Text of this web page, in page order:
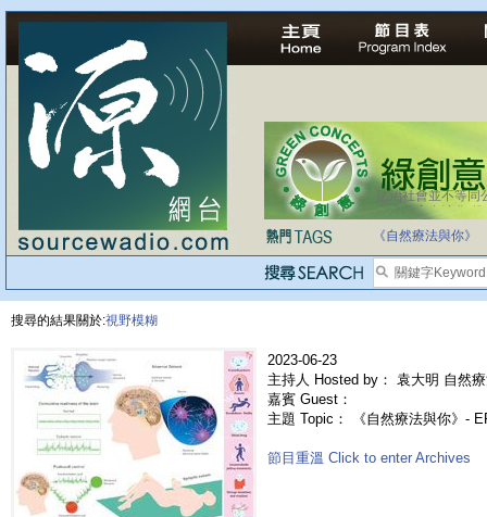
法治社會並不等同
自家教育合法化-
《自然療法與你》
搜尋的結果關於:視野模糊
2023-06-23
主持人 Hosted by： 袁大明 自然
嘉賓 Guest：
主題 Topic： 《自然療法與你》-
節目重溫 Click to enter Archives